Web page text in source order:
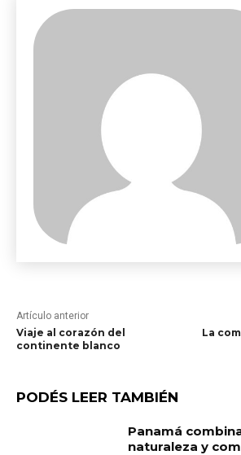
Artículo anterior
Viaje al corazón del
continente blanco
La
PODÉS LEER TAMBIÉN
Panamá
naturaleza y